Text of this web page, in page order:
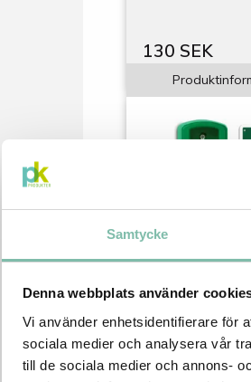
Samtycke
Denna webbplats använder
Vi använder enhetsidentifierare för
sociala medier och analysera vår
till de sociala medier och annons-
130 SEK
Vägghållare till
Cederroth
500 ml